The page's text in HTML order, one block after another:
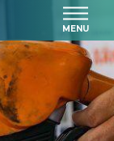
MENU